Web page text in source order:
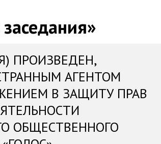
ПРОИЗВЕДЕН,
АГЕНТОМ
В ЗАЩИТУ ПРАВ
ОБЩЕСТВЕННОГО